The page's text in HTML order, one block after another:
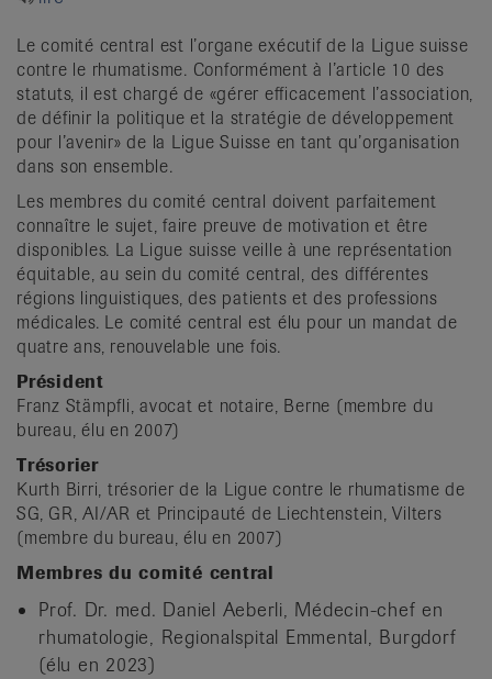
Le comité central est l’organe exécutif de la Ligue suisse
contre le rhumatisme. Conformément à l’article 10 des
statuts, il est chargé de «gérer efficacement l’association,
de définir la politique et la stratégie de développement
pour l’avenir» de la Ligue Suisse en tant qu’organisation
dans son ensemble.
Les membres du comité central doivent parfaitement
connaître le sujet, faire preuve de motivation et être
disponibles. La Ligue suisse veille à une représentation
équitable, au sein du comité central, des différentes
régions linguistiques, des patients et des professions
médicales. Le comité central est élu pour un mandat de
quatre ans, renouvelable une fois.
Président
Franz Stämpfli, avocat et notaire, Berne (membre du
bureau, élu en 2007)
Trésorier
Kurth Birri, trésorier de la Ligue contre le rhumatisme de
SG, GR, AI/AR et Principauté de Liechtenstein, Vilters
(membre du bureau, élu en 2007)
Membres du comité central
Prof. Dr. med. Daniel Aeberli, Médecin-chef en
rhumatologie, Regionalspital Emmental, Burgdorf
(élu en 2023)